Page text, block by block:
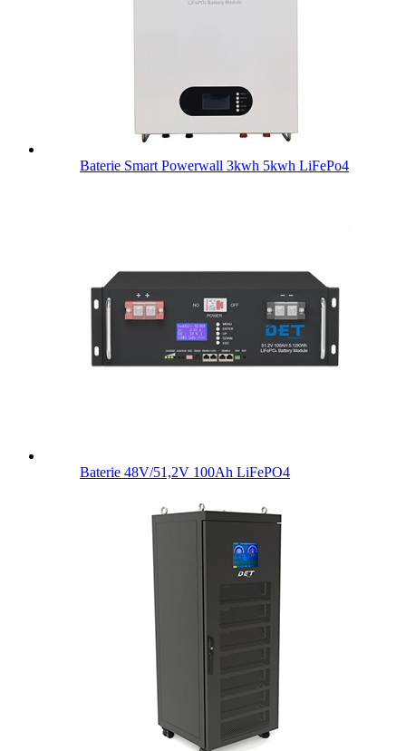
Baterie Smart Powerwall 3kwh 5kwh LiFePo4
Baterie 48V/51,2V 100Ah LiFePO4